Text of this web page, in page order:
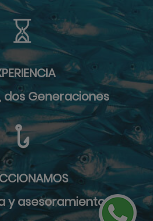
dos Generaciones
y asesoramiento